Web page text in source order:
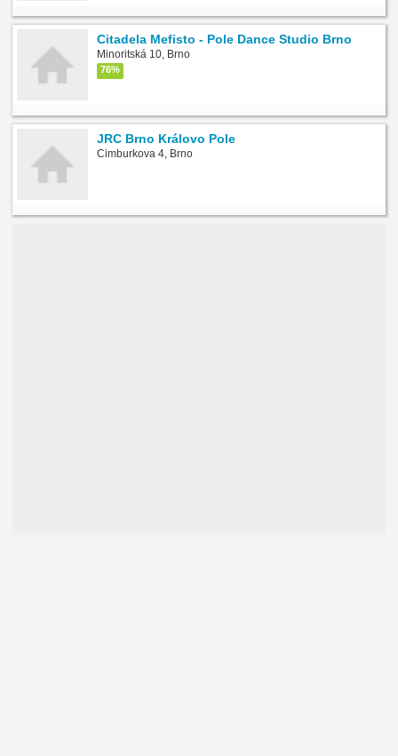
Citadela Mefisto - Pole Dance Studio Brno
Minoritská 10, Brno
76%
JRC Brno Královo Pole
Cimburkova 4, Brno